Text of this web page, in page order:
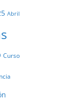
Abril
Curso